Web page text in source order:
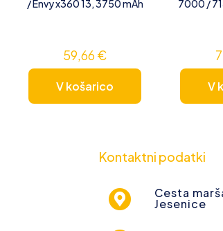
/ Envy x360 13, 3750 mAh
59,66€
V košarico
7000 /
V
Kontaktni podatki
Cesta
Jesenice